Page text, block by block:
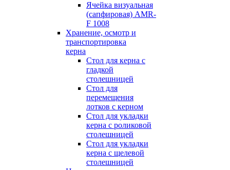
Ячейка визуальная
(сапфировая) AMR-
F 1008
Хранение, осмотр и
транспортировка
керна
Стол для керна с
гладкой
столешницей
Стол для
перемещения
лотков с керном
Стол для укладки
керна с роликовой
столешницей
Стол для укладки
керна с щелевой
столешницей